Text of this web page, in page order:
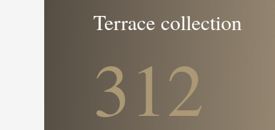
Terrace collection
312